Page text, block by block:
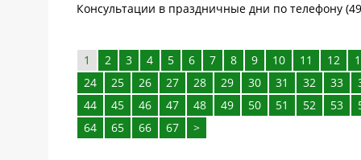
Консультации в праздничные дни по телефону
1 2 3 4 5 6 7 8 9 10 11 12
24
25 26 27 28 29 30 31 32 33
44
45 46 47 48 49 50 51 52 53
64
65 66 67 >